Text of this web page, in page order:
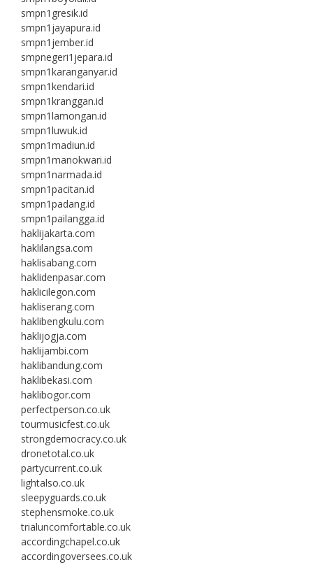
smpn1gresik.id
smpn1jayapura.id
smpn1jember.id
smpnegeri1jepara.id
smpn1karanganyar.id
smpn1kendari.id
smpn1kranggan.id
smpn1lamongan.id
smpn1luwuk.id
smpn1madiun.id
smpn1manokwari.id
smpn1narmada.id
smpn1pacitan.id
smpn1padang.id
smpn1pailangga.id
haklijakarta.com
haklilangsa.com
haklisabang.com
haklidenpasar.com
haklicilegon.com
hakliserang.com
haklibengkulu.com
haklijogja.com
haklijambi.com
haklibandung.com
haklibekasi.com
haklibogor.com
perfectperson.co.uk
tourmusicfest.co.uk
strongdemocracy.co.uk
dronetotal.co.uk
partycurrent.co.uk
lightalso.co.uk
sleepyguards.co.uk
stephensmoke.co.uk
trialuncomfortable.co.uk
accordingchapel.co.uk
accordingoversees.co.uk